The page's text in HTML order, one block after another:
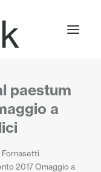
paestum
a
2017 Omaggio a